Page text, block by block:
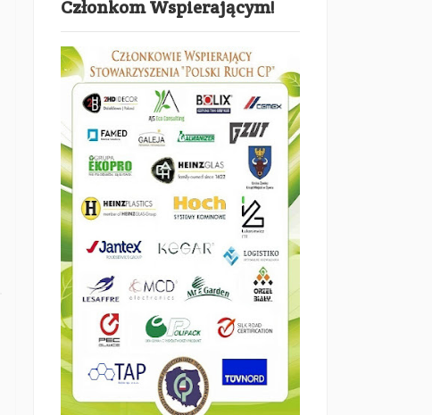
Członkom Wspierającym!